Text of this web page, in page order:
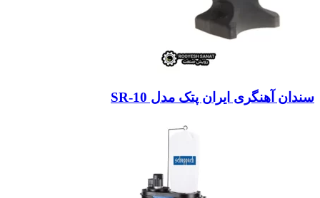
سندان آهنگری ایران پتک مدل SR-10